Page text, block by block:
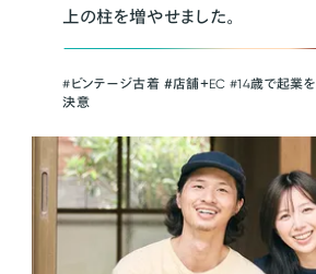
上の柱を増やせました。
#ビンテージ古着 ＃店舗＋EC #14歳で起業を
決意